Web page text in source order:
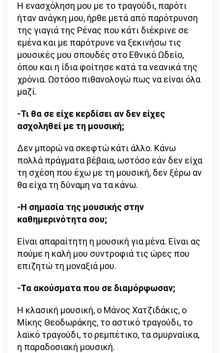
Η ενασχόληση μου με το τραγούδι, παρότι
ήταν ανάγκη μου, ήρθε μετά από παρότρυνση
της γιαγιά της Ρένας που κάτι διέκρινε σε
εμένα και με παρότρυνε να ξεκινήσω τις
μουσικές μου σπουδές στο Εθνικό Ωδείο,
όπου και η ίδια φοίτησε κατά τα νεανικά της
χρόνια. Ωστόσο πιθανολογώ πως να είναι όλα
μαζί.
-Τι θα σε είχε κερδίσει αν δεν είχες
ασχοληθεί με τη μουσική;
Δεν μπορώ να σκεφτώ κάτι άλλο. Κάνω
πολλά πράγματα βέβαια, ωστόσο εάν δεν είχα
τη σχέση που έχω με τη μουσική, δεν ξέρω αν
θα είχα τη δύναμη να τα κάνω.
-Η σημασία της μουσικής στην
καθημερινότητα σου;
Είναι απαραίτητη η μουσική για μένα. Είναι ας
πούμε η καλή μου συντροφιά τις ώρες που
επιζητώ τη μοναξιά μου.
-Τα ακούσματα που σε διαμόρφωσαν;
Η κλασική μουσική, ο Μάνος Χατζιδάκις, ο
Μίκης Θεοδωράκης, το αστικό τραγούδι, το
λαϊκό τραγούδι, το ρεμπέτικο, τα σμυρναίικα,
η παραδοσιακή μουσική.